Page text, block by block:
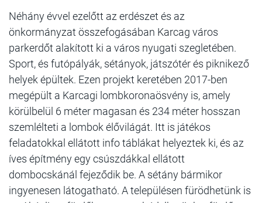
Néhány évvel ezelőtt az erdészet és az
önkormányzat összefogásában Karcag város
parkerdőt alakított ki a város nyugati szegletében.
Sport, és futópályák, sétányok, játszótér és piknikező
helyek épültek. Ezen projekt keretében 2017-ben
megépült a Karcagi lombkoronaösvény is, amely
körülbelül 6 méter magasan és 234 méter hosszan
szemlélteti a lombok élővilágát. Itt is játékos
feladatokkal ellátott info táblákat helyeztek ki, és az
íves építmény egy csúszdákkal ellátott
dombocskánál fejeződik be. A sétány bármikor
ingyenesen látogatható. A településen fürödhetünk is